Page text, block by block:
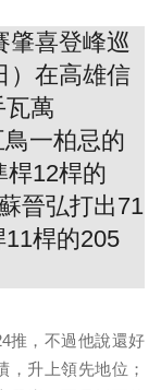
肇喜登峰巡
）在高雄信
瓦萬
鳥一柏忌的
桿12桿的
晉弘打出71
桿的205
推，不過他說還好
升上領先地位；